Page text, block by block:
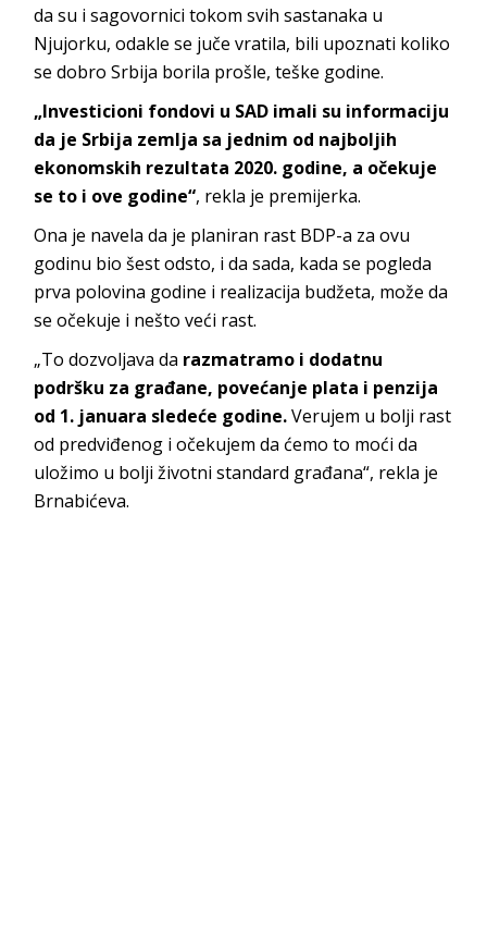
da su i sagovornici tokom svih sastanaka u
Njujorku, odakle se juče vratila, bili upoznati koliko
se dobro Srbija borila prošle, teške godine.
„Investicioni fondovi u SAD imali su informaciju
da je Srbija zemlja sa jednim od najboljih
ekonomskih rezultata 2020. godine, a očekuje
se to i ove godine“, rekla je premijerka.
Ona je navela da je planiran rast BDP-a za ovu
godinu bio šest odsto, i da sada, kada se pogleda
prva polovina godine i realizacija budžeta, može da
se očekuje i nešto veći rast.
„To dozvoljava da razmatramo i dodatnu
podršku za građane, povećanje plata i penzija
od 1. januara sledeće godine.Verujem u bolji rast
od predviđenog i očekujem da ćemo to moći da
uložimo u bolji životni standard građana“, rekla je
Brnabićeva.